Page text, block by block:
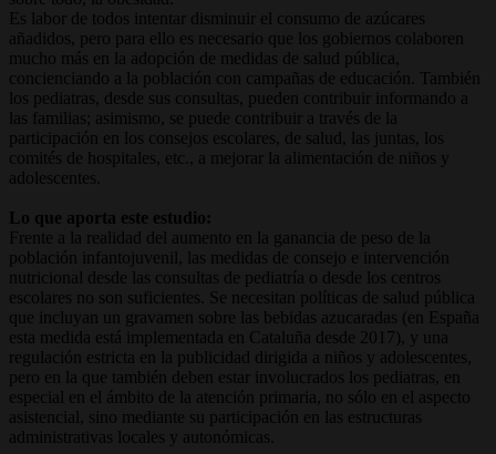
Es labor de todos intentar disminuir el consumo de azúcares
añadidos, pero para ello es necesario que los gobiernos colaboren
mucho más en la adopción de medidas de salud pública,
concienciando a la población con campañas de educación. También
los pediatras, desde sus consultas, pueden contribuir informando a
las familias; asimismo, se puede contribuir a través de la
participación en los consejos escolares, de salud, las juntas, los
comités de hospitales, etc., a mejorar la alimentación de niños y
adolescentes.
Lo que aporta este estudio:
Frente a la realidad del aumento en la ganancia de peso de la
población infantojuvenil, las medidas de consejo e intervención
nutricional desde las consultas de pediatría o desde los centros
escolares no son suficientes. Se necesitan políticas de salud pública
que incluyan un gravamen sobre las bebidas azucaradas (en España
esta medida está implementada en Cataluña desde 2017), y una
regulación estricta en la publicidad dirigida a niños y adolescentes,
pero en la que también deben estar involucrados los pediatras, en
especial en el ámbito de la atención primaria, no sólo en el aspecto
asistencial, sino mediante su participación en las estructuras
administrativas locales y autonómicas.